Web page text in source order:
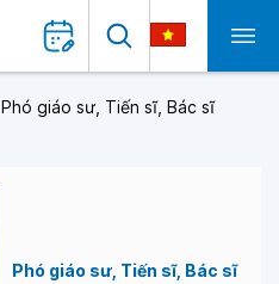
Phó giáo sư, Tiến sĩ, Bác sĩ
Phó giáo sư Tiến sĩ Bác sĩ